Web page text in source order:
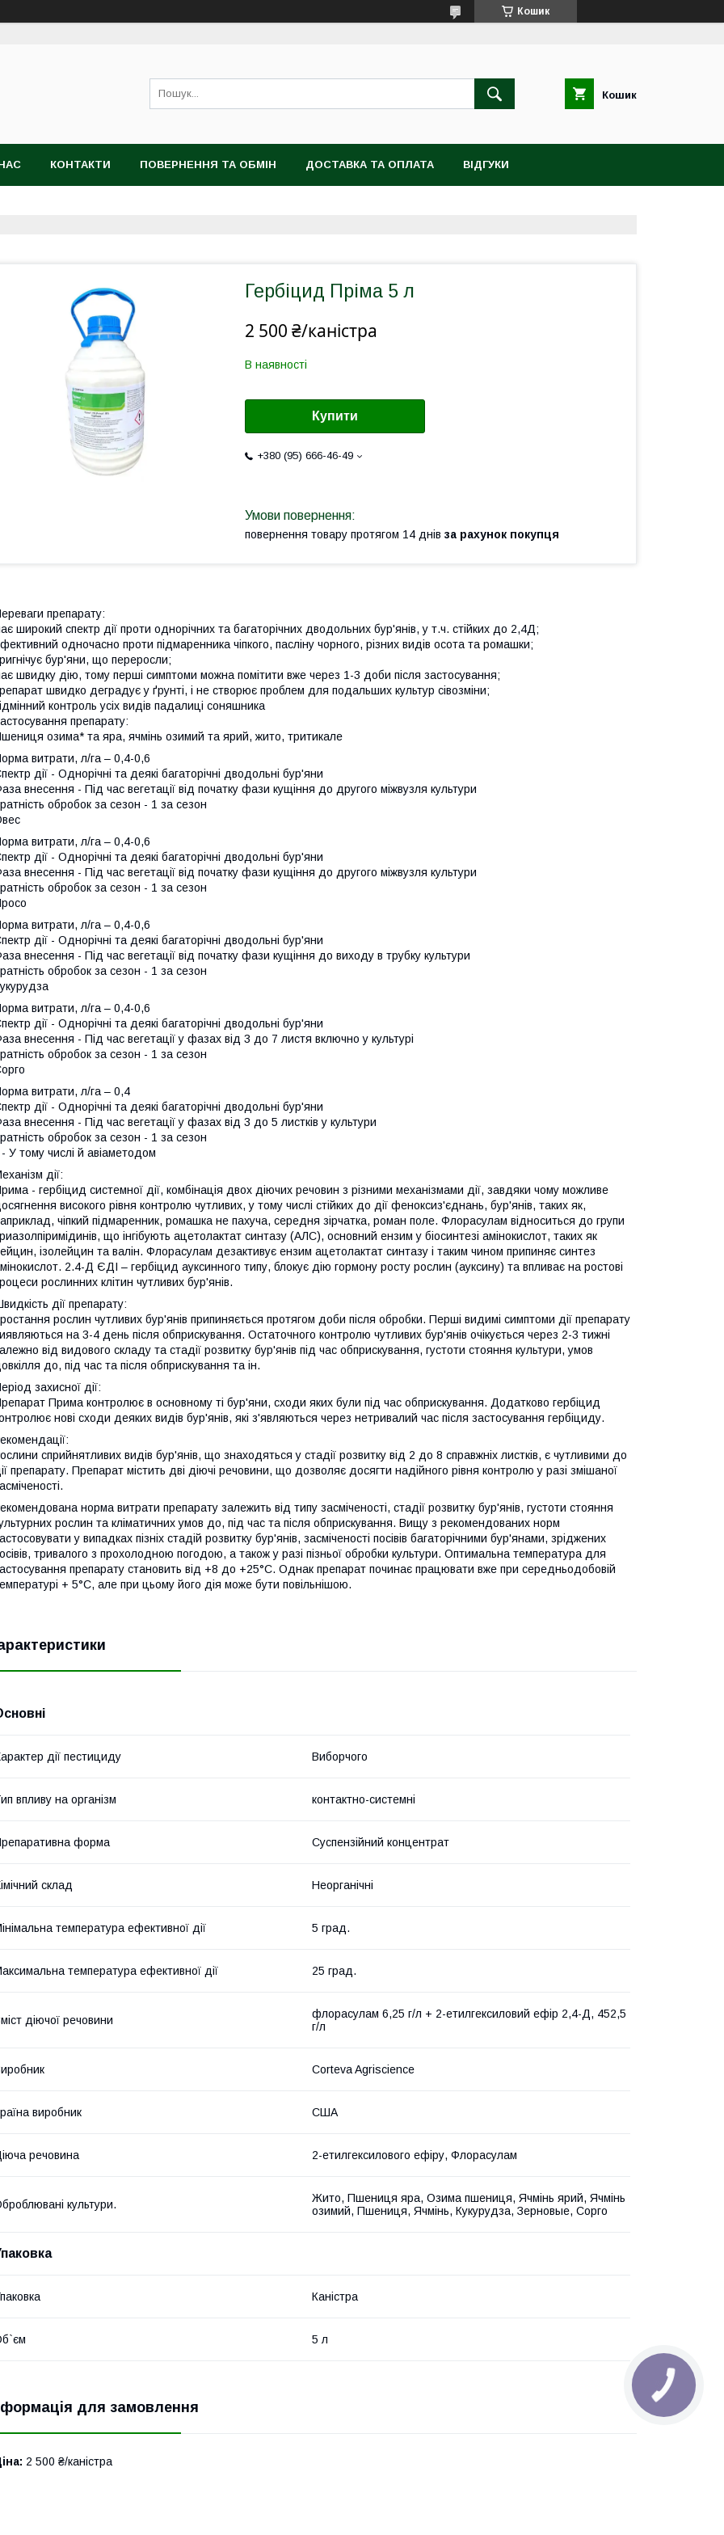
Кошик
Кошик
КОНТАКТИ ПОВЕРНЕННЯ ТА ОБМІН ДОСТАВКА ТА ОПЛАТА ВІДГУКИ
Гербіцид Пріма 5 л
2 500 ₴/каністра
В наявності
Купити
+380 (95) 666-46-49
повернення товару протягом 14 днів за рахунок покупця
препарату:
широкий спектр дії проти однорічних та багаторічних дводольних бур'янів, у т.ч. стійких до 2,4Д;
одночасно проти підмаренника чіпкого, пасліну чорного, різних видів осота та ромашки;
бур'яни, що переросли;
швидку дію, тому перші симптоми можна помітити вже через 1-3 доби після застосування;
швидко деградує у ґрунті, і не створює проблем для подальших культур сівозміни;
контроль усіх видів падалиці соняшника
препарату:
озима* та яра, ячмінь озимий та ярий, жито, тритикале
витрати, л/га – 0,4-0,6
дії - Однорічні та деякі багаторічні дводольні бур'яни
внесення - Під час вегетації від початку фази кущіння до другого міжвузля культури
обробок за сезон - 1 за сезон
витрати, л/га – 0,4-0,6
дії - Однорічні та деякі багаторічні дводольні бур'яни
внесення - Під час вегетації від початку фази кущіння до другого міжвузля культури
обробок за сезон - 1 за сезон
витрати, л/га – 0,4-0,6
дії - Однорічні та деякі багаторічні дводольні бур'яни
внесення - Під час вегетації від початку фази кущіння до виходу в трубку культури
обробок за сезон - 1 за сезон
витрати, л/га – 0,4-0,6
дії - Однорічні та деякі багаторічні дводольні бур'яни
внесення - Під час вегетації у фазах від 3 до 7 листя включно у культурі
обробок за сезон - 1 за сезон
витрати, л/га – 0,4
дії - Однорічні та деякі багаторічні дводольні бур'яни
внесення - Під час вегетації у фазах від 3 до 5 листків у культури
обробок за сезон - 1 за сезон
У тому числі й авіаметодом
дії:
- гербіцид системної дії, комбінація двох діючих речовин з різними механізмами дії, завдяки чому можливе
високого рівня контролю чутливих, у тому числі стійких до дії феноксиз'єднань, бур'янів, таких як,
чіпкий підмаренник, ромашка не пахуча, середня зірчатка, роман поле. Флорасулам відноситься до групи
що інгібують ацетолактат синтазу (АЛС), основний ензим у біосинтезі амінокислот, таких як
ізолейцин та валін. Флорасулам дезактивує ензим ацетолактат синтазу і таким чином припиняє синтез
2.4-Д ЄДІ – гербіцид ауксинного типу, блокує дію гормону росту рослин (ауксину) та впливає на ростові
рослинних клітин чутливих бур'янів.
дії препарату:
рослин чутливих бур'янів припиняється протягом доби після обробки. Перші видимі симптоми дії препарату
на 3-4 день після обприскування. Остаточного контролю чутливих бур'янів очікується через 2-3 тижні
від видового складу та стадії розвитку бур'янів під час обприскування, густоти стояння культури, умов
до, під час та після обприскування та ін.
захисної дії:
Прима контролює в основному ті бур'яни, сходи яких були під час обприскування. Додатково гербіцид
нові сходи деяких видів бур'янів, які з'являються через нетривалий час після застосування гербіциду.
сприйнятливих видів бур'янів, що знаходяться у стадії розвитку від 2 до 8 справжніх листків, є чутливими до
препарату. Препарат містить дві діючі речовини, що дозволяє досягти надійного рівня контролю у разі змішаної
норма витрати препарату залежить від типу засміченості, стадії розвитку бур'янів, густоти стояння
рослин та кліматичних умов до, під час та після обприскування. Вищу з рекомендованих норм
у випадках пізніх стадій розвитку бур'янів, засміченості посівів багаторічними бур'янами, зріджених
тривалого з прохолодною погодою, а також у разі пізньої обробки культури. Оптимальна температура для
препарату становить від +8 до +25°С. Однак препарат починає працювати вже при середньодобовій
+ 5°С, але при цьому його дія може бути повільнішою.
дії пестициду Виборчого
впливу на організм контактно-системні
форма Суспензійний концентрат
склад Неорганічні
температура ефективної дії 5 град.
температура ефективної дії 25 град.
діючої речовини
флорасулам 6,25 г/л + 2-етилгексиловий ефір 2,4-Д, 452,5
г/л
Corteva Agriscience
виробник США
речовина 2-етилгексилового ефіру, Флорасулам
культури.
Жито, Пшениця яра, Озима пшениця, Ячмінь ярий, Ячмінь
озимий, Пшениця, Ячмінь, Кукурудза, Зерновые, Сорго
Каністра
5 л
для замовлення
2 500 ₴/каністра